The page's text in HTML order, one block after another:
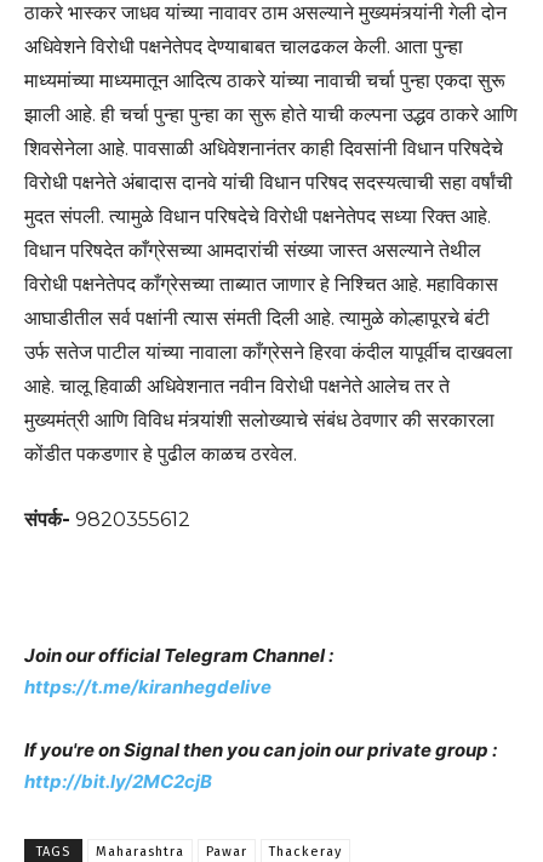
ठाकरे भास्कर जाधव यांच्या नावावर ठाम असल्याने मुख्यमंत्र्यांनी गेली दोन
अधिवेशने विरोधी पक्षनेतेपद देण्याबाबत चालढकल केली. आता पुन्हा
माध्यमांच्या माध्यमातून आदित्य ठाकरे यांच्या नावाची चर्चा पुन्हा एकदा सुरू
झाली आहे. ही चर्चा पुन्हा पुन्हा का सुरू होते याची कल्पना उद्धव ठाकरे आणि
शिवसेनेला आहे. पावसाळी अधिवेशनानंतर काही दिवसांनी विधान परिषदेचे
विरोधी पक्षनेते अंबादास दानवे यांची विधान परिषद सदस्यत्वाची सहा वर्षांची
मुदत संपली. त्यामुळे विधान परिषदेचे विरोधी पक्षनेतेपद सध्या रिक्त आहे.
विधान परिषदेत काँग्रेसच्या आमदारांची संख्या जास्त असल्याने तेथील
विरोधी पक्षनेतेपद काँग्रेसच्या ताब्यात जाणार हे निश्चित आहे. महाविकास
आघाडीतील सर्व पक्षांनी त्यास संमती दिली आहे. त्यामुळे कोल्हापूरचे बंटी
उर्फ सतेज पाटील यांच्या नावाला काँग्रेसने हिरवा कंदील यापूर्वीच दाखवला
आहे. चालू हिवाळी अधिवेशनात नवीन विरोधी पक्षनेते आलेच तर ते
मुख्यमंत्री आणि विविध मंत्र्यांशी सलोख्याचे संबंध ठेवणार की सरकारला
कोंडीत पकडणार हे पुढील काळच ठरवेल.
संपर्क- 9820355612
Join our official Telegram Channel :
https://t.me/kiranhegdelive
If you're on Signal then you can join our private group :
http://bit.ly/2MC2cjB
TAGS Maharashtra Pawar Thackeray